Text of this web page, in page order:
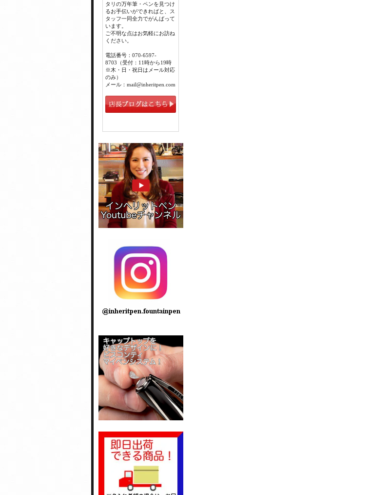
タリの万年筆・ペンを見つけ
るお手伝いができればと、ス
タッフ一同全力でがんばって
います。
ご不明な点はお気軽にお訪ね
ください。
電話番号：070-6597-
8703（受付：11時から19時
※木・日・祝日はメール対応
のみ）
メール：mail@inheritpen.com